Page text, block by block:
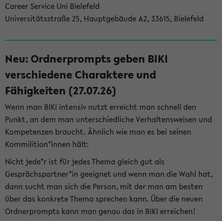
Career Service Uni Bielefeld
Universitätsstraße 25, Hauptgebäude A2, 33615, Bielefeld
Neu: Ordnerprompts geben BIKI
verschiedene Charaktere und
Fähigkeiten (27.07.26)
Wenn man BIKI intensiv nutzt erreicht man schnell den
Punkt, an dem man unterschiedliche Verhaltensweisen und
Kompetenzen braucht. Ähnlich wie man es bei seinen
Kommilition*innen hält:
Nicht jede*r ist für jedes Thema gleich gut als
Gesprächspartner*in geeignet und wenn man die Wahl hat,
dann sucht man sich die Person, mit der man am besten
über das konkrete Thema sprechen kann. Über die neuen
Ordnerprompts kann man genau das in BIKI erreichen!